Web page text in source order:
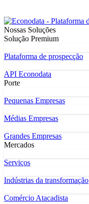
Nossas Soluções
Solução Premium
Plataforma de prospecção
API Econodata
Porte
Pequenas Empresas
Médias Empresas
Grandes Empresas
Mercados
Serviços
Indústrias da transformação
Comércio Atacadista